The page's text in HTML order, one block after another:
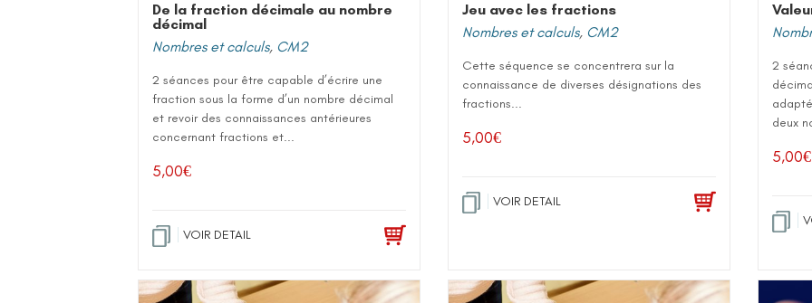
De la fraction décimale au nombre
décimal
Nombres et calculs, CM2
2 séances pour être capable d’écrire une
fraction sous la forme d’un nombre décimal
et revoir des connaissances antérieures
concernant fractions et...
5,00€
VOIR DETAIL
Jeu avec les fractions
Nombres et calculs, CM2
Cette séquence se concentrera sur la
connaissance de diverses désignations des
fractions...
5,00€
VOIR DETAIL
2
deux
5,00€